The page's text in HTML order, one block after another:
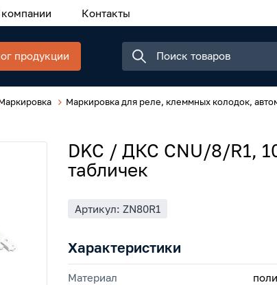
Контакты
продукции
Маркировка для реле, клеммных колодок,
DKC / ДКС CNU/8/R1,
табличек
Артикул: ZN80R1
Характеристики
Материал